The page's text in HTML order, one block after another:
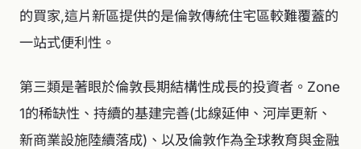
的買家,這片新區提供的是倫敦傳統住宅區較難覆蓋的
一站式便利性。
第三類是著眼於倫敦長期結構性成長的投資者。Zone
1的稀缺性、持續的基建完善(北線延伸、河岸更新、
新商業設施陸續落成)、以及倫敦作為全球教育與金融